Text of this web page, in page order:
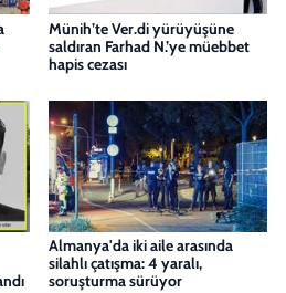
Münih’te Ver.di yürüyüşüne
saldıran Farhad N.’ye müebbet
hapis cezası
Almanya'da iki aile arasında
silahlı çatışma: 4 yaralı,
soruşturma sürüyor